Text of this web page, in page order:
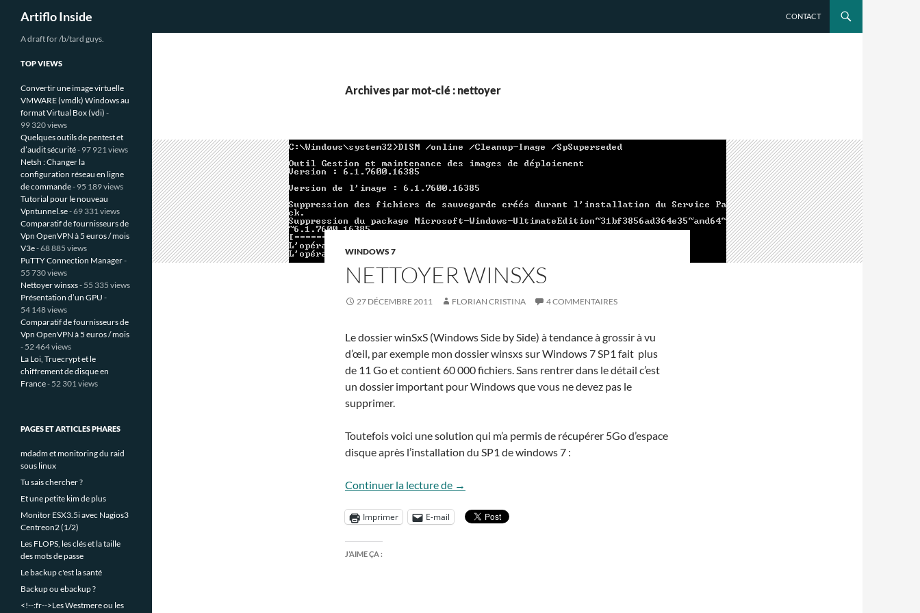
Aller
Artiflo Inside CONTACT
Archives par mot-clé : nettoyer
WINDOWS 7
NETTOYER WINSXS
27 DÉCEMBRE 2011 FLORIAN CRISTINA 4 COMMENTAIRES
Le dossier winSxS (Windows Side by Side) à tendance à grossir à vu
d’œil, par exemple mon dossier winsxs sur Windows 7 SP1 fait plus
de 11 Go et contient 60 000 fichiers. Sans rentrer dans le détail c’est
un dossier important pour Windows que vous ne devez pas le
supprimer.
Toutefois voici une solution qui m’a permis de récupérer 5Go d’espace
disque après l’installation du SP1 de windows 7 :
Continuer la lecture de Nettoyer winsxs
→
Imprimer E-mail
J’AIME ÇA :
A draft for /b/tard guys.
TOP VIEWS
Convertir une image virtuelle
VMWARE (vmdk) Windows au
format Virtual Box (vdi) -
99 320 views
Quelques outils de pentest et
d’audit sécurité- 97 921 views
Netsh : Changer la
configuration réseau en ligne
de commande- 95 189 views
Tutorial pour le nouveau
Vpntunnel.se- 69 331 views
Comparatif de fournisseurs de
Vpn OpenVPN à 5 euros / mois
V3e- 68 885 views
PuTTY Connection Manager-
55 730 views
Nettoyer winsxs- 55 335 views
Présentation d’un GPU -
54 148 views
Comparatif de fournisseurs de
Vpn OpenVPN à 5 euros / mois
- 52 464 views
La Loi, Truecrypt et le
chiffrement de disque en
France- 52 301 views
PAGES ET ARTICLES PHARES
mdadm et monitoring du raid
sous linux
Tu sais chercher ?
Et une petite kim de plus
Monitor ESX3.5i avec Nagios3
Centreon2 (1/2)
Les FLOPS, les clés et la taille
des mots de passe
Le backup c'est la santé
Backup ou ebackup ?
<!--:fr-->Les Westmere ou les